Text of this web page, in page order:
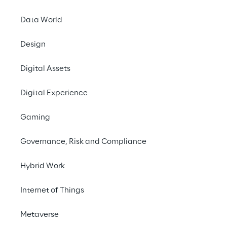
Data World
Design
Digital Assets
Digital Experience
Gaming
Governance, Risk and Compliance
Hybrid Work
Internet of Things
Metaverse
Les
service de leurs
prendre de
actifs basés sur la
Quelques actifs ont
contrôlés. Les
sont les premiers